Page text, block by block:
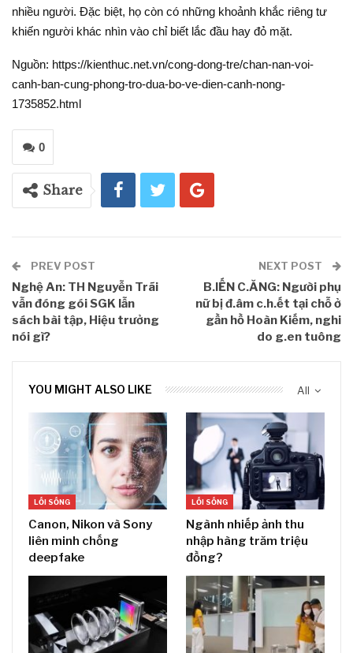
nhiều người. Đặc biệt, họ còn có những khoảnh khắc riêng tư
khiến người khác nhìn vào chỉ biết lắc đầu hay đỏ mặt.
Nguồn: https://kienthuc.net.vn/cong-dong-tre/chan-nan-voi-
canh-ban-cung-phong-tro-dua-bo-ve-dien-canh-nong-
1735852.html
0
Share
PREV POST
Nghệ An: TH Nguyễn Trãi
vẫn đóng gói SGK lẫn
sách bài tập, Hiệu trưởng
nói gì?
NEXT POST
B.IẾN C.ĂNG: Người phụ
nữ bị đ.âm c.h.ết tại chỗ ở
gần hồ Hoàn Kiếm, nghi
do g.en tuông
All
YOU MIGHT ALSO LIKE
LỐI SỐNG
Canon, Nikon và Sony
liên minh chống
deepfake
LỐI SỐNG
Ngành nhiếp ảnh thu
nhập hàng trăm triệu
đồng?